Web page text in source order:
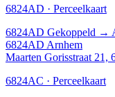
6824AD · Perceelkaart
6824AD Gekoppeld →
6824AD Arnhem
Maarten Gorisstraat 21,
6824AC · Perceelkaart